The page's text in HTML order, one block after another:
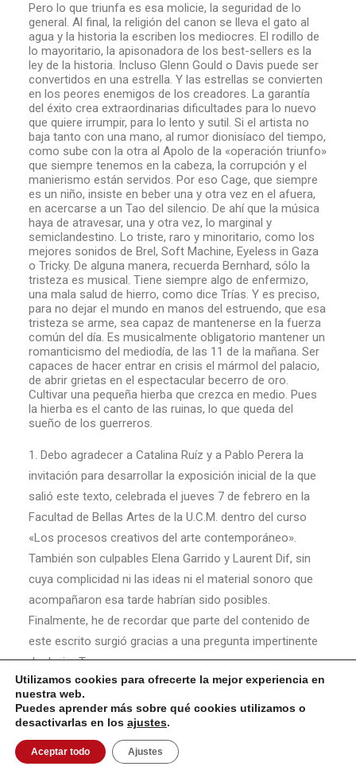
Pero lo que triunfa es esa molicie, la seguridad de lo
general. Al final, la religión del canon se lleva el gato al
agua y la historia la escriben los mediocres. El rodillo de
lo mayoritario, la apisonadora de los best-sellers es la
ley de la historia. Incluso Glenn Gould o Davis puede ser
convertidos en una estrella. Y las estrellas se convierten
en los peores enemigos de los creadores. La garantía
del éxito crea extraordinarias dificultades para lo nuevo
que quiere irrumpir, para lo lento y sutil. Si el artista no
baja tanto con una mano, al rumor dionisíaco del tiempo,
como sube con la otra al Apolo de la «operación triunfo»
que siempre tenemos en la cabeza, la corrupción y el
manierismo están servidos. Por eso Cage, que siempre
es un niño, insiste en beber una y otra vez en el afuera,
en acercarse a un Tao del silencio. De ahí que la música
haya de atravesar, una y otra vez, lo marginal y
semiclandestino. Lo triste, raro y minoritario, como los
mejores sonidos de Brel, Soft Machine, Eyeless in Gaza
o Tricky. De alguna manera, recuerda Bernhard, sólo la
tristeza es musical. Tiene siempre algo de enfermizo,
una mala salud de hierro, como dice Trías. Y es preciso,
para no dejar el mundo en manos del estruendo, que esa
tristeza se arme, sea capaz de mantenerse en la fuerza
común del día. Es musicalmente obligatorio mantener un
romanticismo del mediodía, de las 11 de la mañana. Ser
capaces de hacer entrar en crisis el mármol del palacio,
de abrir grietas en el espectacular becerro de oro.
Cultivar una pequeña hierba que crezca en medio. Pues
la hierba es el canto de las ruinas, lo que queda del
sueño de los guerreros.
1. Debo agradecer a Catalina Ruíz y a Pablo Perera la
invitación para desarrollar la exposición inicial de la que
salió este texto, celebrada el jueves 7 de febrero en la
Facultad de Bellas Artes de la U.C.M. dentro del curso
«Los procesos creativos del arte contemporáneo».
También son culpables Elena Garrido y Laurent Dif, sin
cuya complicidad ni las ideas ni el material sonoro que
acompañaron esa tarde habrían sido posibles.
Finalmente, he de recordar que parte del contenido de
este escrito surgió gracias a una pregunta impertinente
de Javier Turnes.
Madrid, 27 de abril de 2008.
Utilizamos cookies para ofrecerte la mejor experiencia en
nuestra web.
Puedes aprender más sobre qué cookies utilizamos o
desactivarlas en los ajustes.
Aceptar todo Ajustes